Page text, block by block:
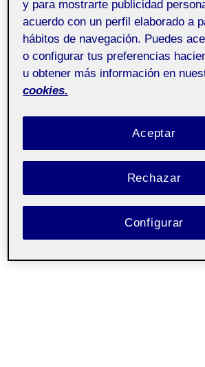
y para mostrarte publicidad
acuerdo con un perfil elaborado a
hábitos de navegación. Puedes
o configurar tus preferencias
u obtener más información en
cookies.
Rechazar
Aceptar
Configurar